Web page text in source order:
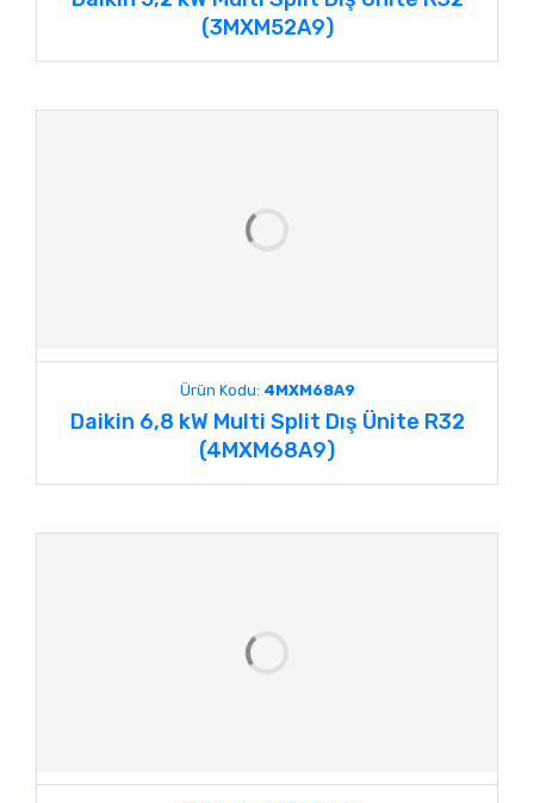
(3MXM52A9)
Ürün Kodu: 4MXM68A9
Daikin 6,8 kW Multi Split Dış Ünite R32
(4MXM68A9)